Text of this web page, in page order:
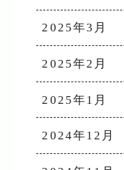
2025年3月
2025年2月
2025年1月
2024年12月